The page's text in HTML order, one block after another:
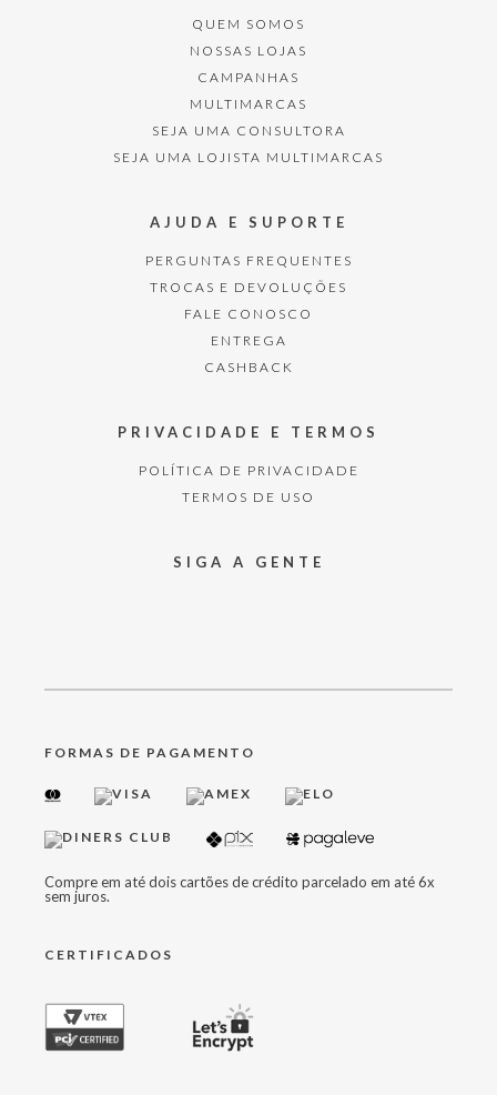
QUEM SOMOS
NOSSAS LOJAS
CAMPANHAS
MULTIMARCAS
SEJA UMA CONSULTORA
SEJA UMA LOJISTA MULTIMARCAS
AJUDA E SUPORTE
PERGUNTAS FREQUENTES
TROCAS E DEVOLUÇÕES
FALE CONOSCO
ENTREGA
CASHBACK
PRIVACIDADE E TERMOS
POLÍTICA DE PRIVACIDADE
TERMOS DE USO
SIGA A GENTE
FORMAS DE PAGAMENTO
Compre em até dois cartões de crédito parcelado em até 6x
sem juros.
CERTIFICADOS